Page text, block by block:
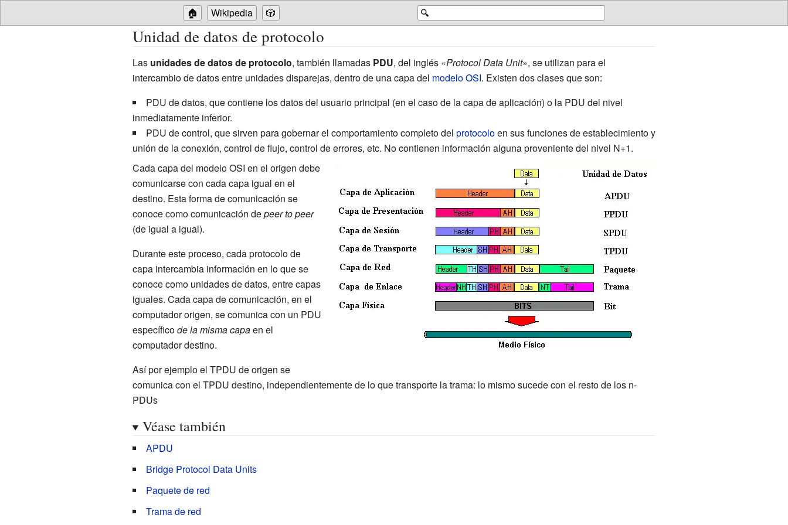
🔍
🏠 Wikipedia 🎲
Unidad de datos de protocolo
Las unidades de datos de protocolo, también llamadas PDU, del inglés «Protocol Data Unit», se utilizan para el
intercambio de datos entre unidades disparejas, dentro de una capa del modelo OSI. Existen dos clases que son:
PDU de datos, que contiene los datos del usuario principal (en el caso de la capa de aplicación) o la PDU del nivel
inmediatamente inferior.
PDU de control, que sirven para gobernar el comportamiento completo del protocoloen sus funciones de establecimiento y
unión de la conexión, control de flujo, control de errores, etc. No contienen información alguna proveniente del nivel N+1.
Cada capa del modelo OSI en el origen debe
comunicarse con cada capa igual en el
destino. Esta forma de comunicación se
conoce como comunicación depeer to peer
(de igual a igual).
Durante este proceso, cada protocolo de
capa intercambia información en lo que se
conoce como unidades de datos, entre capas
iguales. Cada capa de comunicación, en el
computador origen, se comunica con un PDU
específicode la misma capaen el
computador destino.
Así por ejemplo el TPDU de origen se
comunica con el TPDU destino, independientemente de lo que transporte la trama: lo mismo sucede con el resto de los n-
PDUs
Véase también
APDU
Bridge Protocol Data Units
Paquete de red
Trama de red